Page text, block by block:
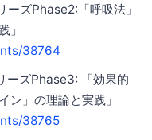
ズPhase2:「呼吸法」
」
38764
ーズPhase3: 「効果的
ン」の理論と実践」
38765